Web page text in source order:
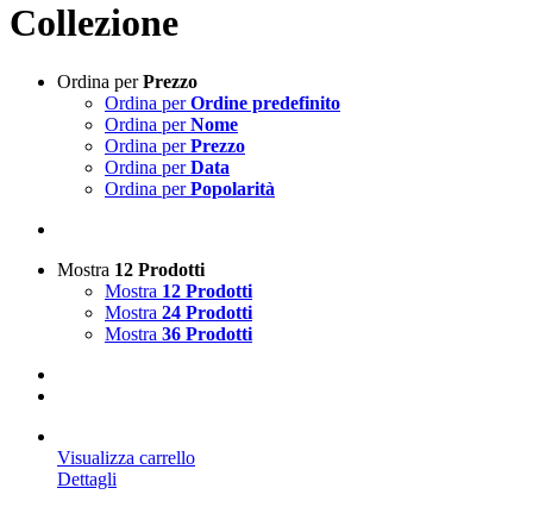
Collezione
Ordina perPrezzo
Ordina perOrdine predefinito
Ordina perNome
Ordina perPrezzo
Ordina perData
Ordina perPopolarità
Mostra 12 Prodotti
Mostra 12 Prodotti
Mostra 24 Prodotti
Mostra 36 Prodotti
Visualizza carrello
Dettagli